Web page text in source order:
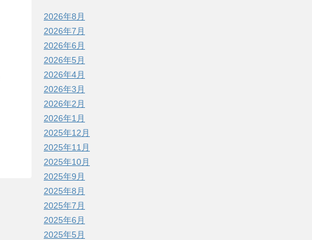
2026年8月
2026年7月
2026年6月
2026年5月
2026年4月
2026年3月
2026年2月
2026年1月
2025年12月
2025年11月
2025年10月
2025年9月
2025年8月
2025年7月
2025年6月
2025年5月